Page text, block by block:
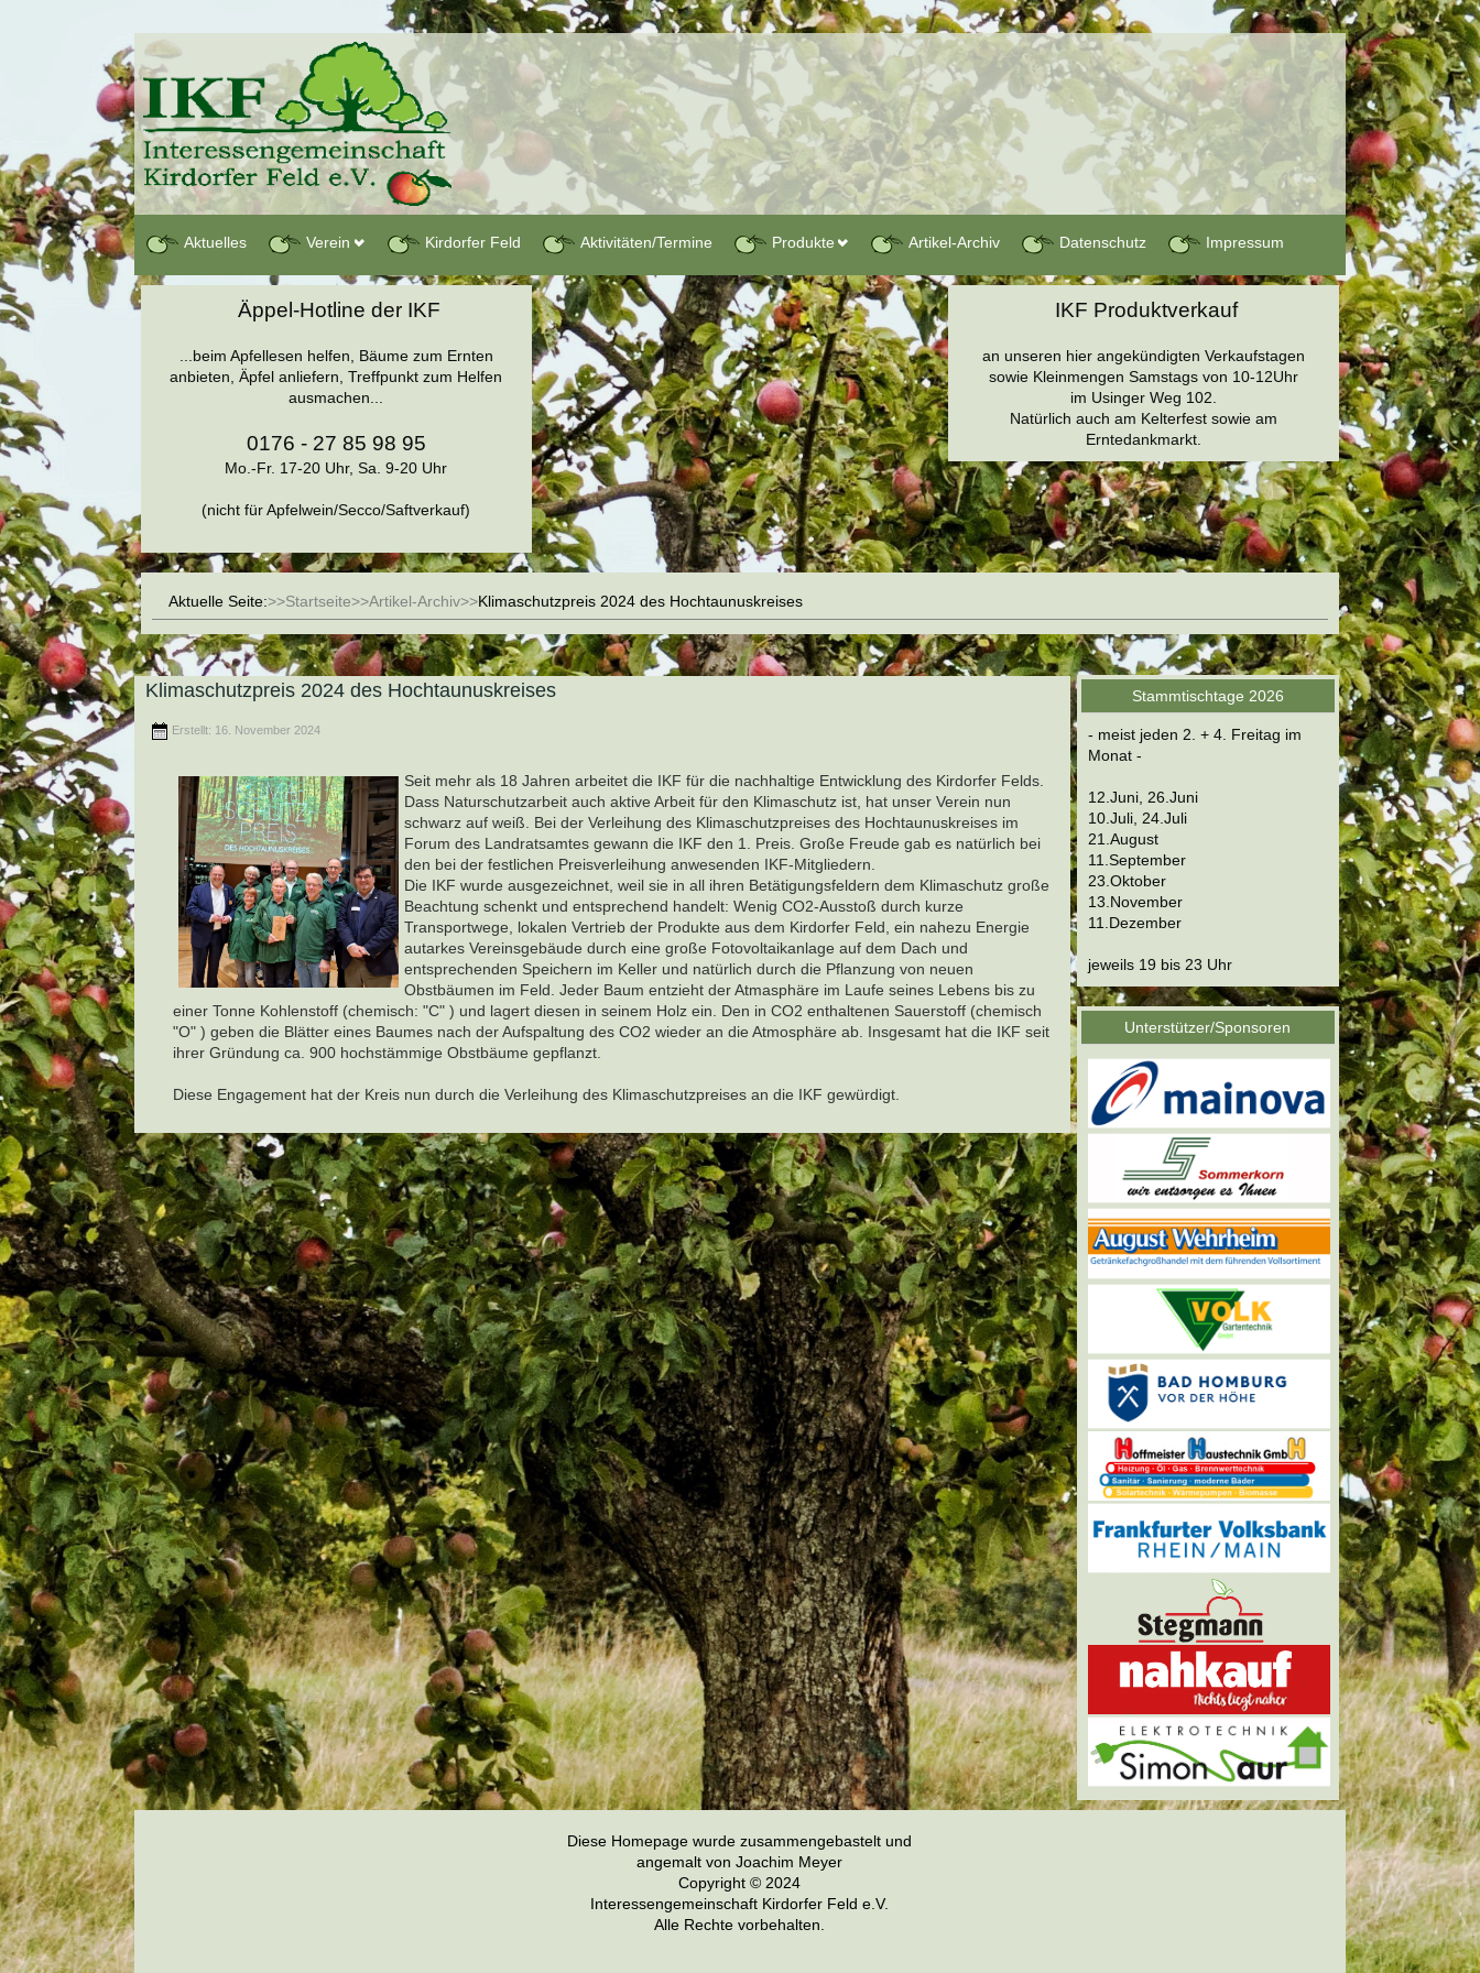
Aktuelles Verein Kirdorfer Feld Aktivitäten/Termine Produkte Artikel-Archiv Datenschutz Impressum
Äppel-Hotline der IKF
...beim Apfellesen helfen, Bäume zum Ernten
anbieten, Äpfel anliefern, Treffpunkt zum Helfen
ausmachen...
0176 - 27 85 98 95
Mo.-Fr. 17-20 Uhr, Sa. 9-20 Uhr
(nicht für Apfelwein/Secco/Saftverkauf)
IKF Produktverkauf
an unseren hier angekündigten Verkaufstagen
sowie Kleinmengen Samstags von 10-12Uhr
im Usinger Weg 102.
Natürlich auch am Kelterfest sowie am
Erntedankmarkt.
Aktuelle Seite: Startseite Artikel-Archiv Klimaschutzpreis 2024 des Hochtaunuskreises
Klimaschutzpreis 2024 des Hochtaunuskreises
Erstellt: 16. November 2024
Seit mehr als 18 Jahren arbeitet die IKF für die nachhaltige Entwicklung des Kirdorfer Felds.
Dass Naturschutzarbeit auch aktive Arbeit für den Klimaschutz ist, hat unser Verein nun
schwarz auf weiß. Bei der Verleihung des Klimaschutzpreises des Hochtaunuskreises im
Forum des Landratsamtes gewann die IKF den 1. Preis. Große Freude gab es natürlich bei
den bei der festlichen Preisverleihung anwesenden IKF-Mitgliedern.
Die IKF wurde ausgezeichnet, weil sie in all ihren Betätigungsfeldern dem Klimaschutz große
Beachtung schenkt und entsprechend handelt: Wenig CO2-Ausstoß durch kurze
Transportwege, lokalen Vertrieb der Produkte aus dem Kirdorfer Feld, ein nahezu Energie
autarkes Vereinsgebäude durch eine große Fotovoltaikanlage auf dem Dach und
entsprechenden Speichern im Keller und natürlich durch die Pflanzung von neuen
Obstbäumen im Feld. Jeder Baum entzieht der Atmasphäre im Laufe seines Lebens bis zu
einer Tonne Kohlenstoff (chemisch: "C" ) und lagert diesen in seinem Holz ein. Den in CO2 enthaltenen Sauerstoff (chemisch
"O" ) geben die Blätter eines Baumes nach der Aufspaltung des CO2 wieder an die Atmosphäre ab. Insgesamt hat die IKF seit
ihrer Gründung ca. 900 hochstämmige Obstbäume gepflanzt.
Diese Engagement hat der Kreis nun durch die Verleihung des Klimaschutzpreises an die IKF gewürdigt.
Stammtischtage 2026
- meist jeden 2. + 4. Freitag im
Monat -
12.Juni, 26.Juni
10.Juli, 24.Juli
21.August
11.September
23.Oktober
13.November
11.Dezember
jeweils 19 bis 23 Uhr
Unterstützer/Sponsoren
Diese Homepage wurde zusammengebastelt und
angemalt von Joachim Meyer
Copyright © 2024
Interessengemeinschaft Kirdorfer Feld e.V.
Alle Rechte vorbehalten.